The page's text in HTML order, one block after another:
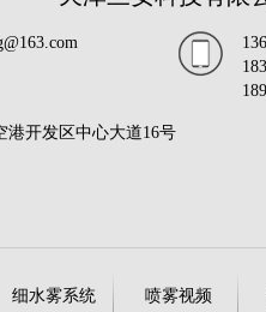
港开发区中心大道16号
细水雾系统 喷雾视频